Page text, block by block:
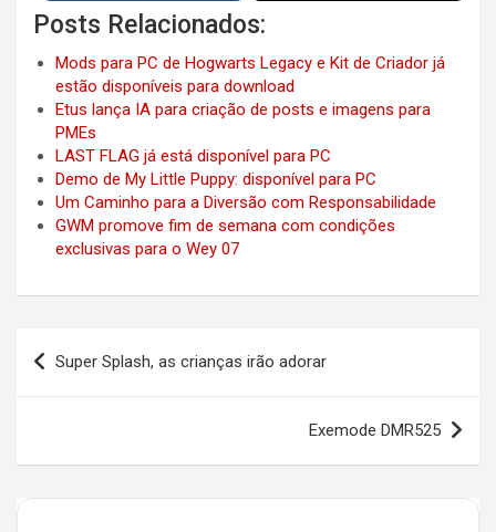
Posts Relacionados:
Mods para PC de Hogwarts Legacy e Kit de Criador já
estão disponíveis para download
Etus lança IA para criação de posts e imagens para
PMEs
LAST FLAG já está disponível para PC
Demo de My Little Puppy: disponível para PC
Um Caminho para a Diversão com Responsabilidade
GWM promove fim de semana com condições
exclusivas para o Wey 07
Post
navigation
Super Splash, as crianças irão adorar
Exemode DMR525